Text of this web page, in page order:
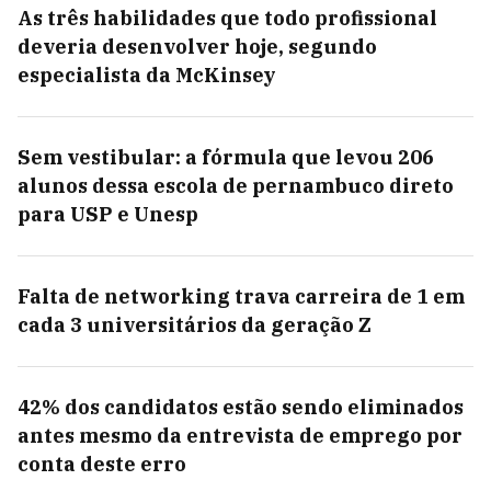
As três habilidades que todo profissional
deveria desenvolver hoje, segundo
especialista da McKinsey
Sem vestibular: a fórmula que levou 206
alunos dessa escola de pernambuco direto
para USP e Unesp
Falta de networking trava carreira de 1 em
cada 3 universitários da geração Z
42% dos candidatos estão sendo eliminados
antes mesmo da entrevista de emprego por
conta deste erro